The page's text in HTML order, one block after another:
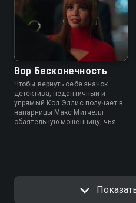
Вор Бесконечность
Чтобы вернуть себе значок
детектива, педантичный и
упрямый Кол Эллис получает в
напарницы Макс Митчелл —
обаятельную мошенницу, чья